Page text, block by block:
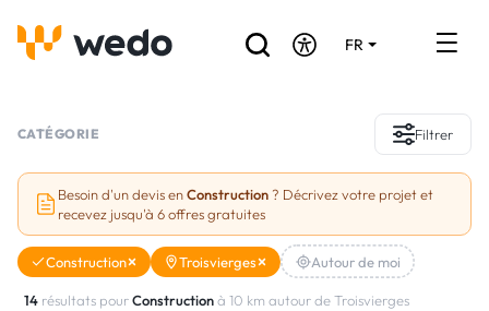
FR
Réalisations
Aides et subventions
CATÉGORIE Filtrer
Besoin d'un devis enConstruction ? Décrivez votre projet et
recevez jusqu'à 6 offres gratuites
Construction Troisvierges Autour de moi
14 résultats pourConstructionà 10 km autour de Troisvierges